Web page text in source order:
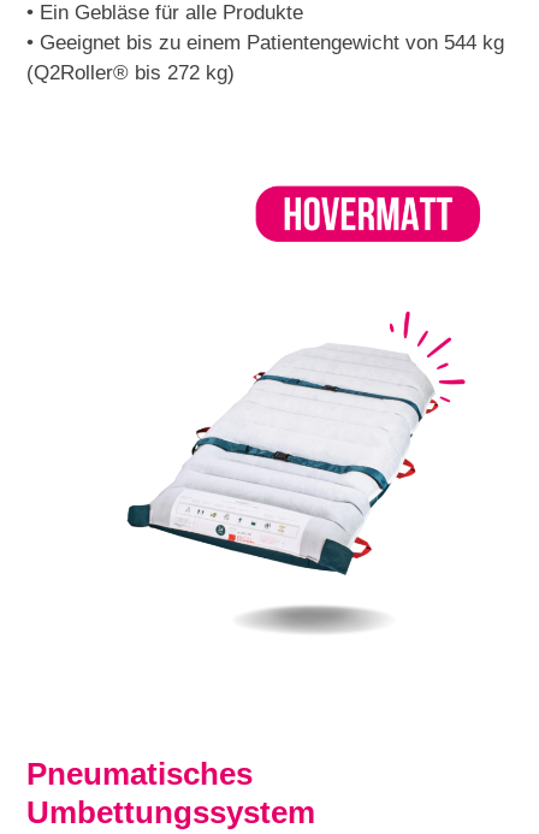
• Ein Gebläse für alle Produkte
• Geeignet bis zu einem Patientengewicht von 544 kg
(Q2Roller® bis 272 kg)
Pneumatisches
Umbettungssystem